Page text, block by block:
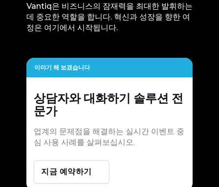
Vantiq은 비즈니스의 잠재력을 최대한 발휘하는
데 중요한 역할을 합니다. 혁신과 성장을 향한 여
정은 여기에서 시작됩니다.
이야기 해 보겠습니다
상담자와 대화하기 솔루션 전
문가
업계의 문제점을 해결하는 실시간 이벤트 중
심 사용 사례를 살펴보십시오.
지금 예약하기